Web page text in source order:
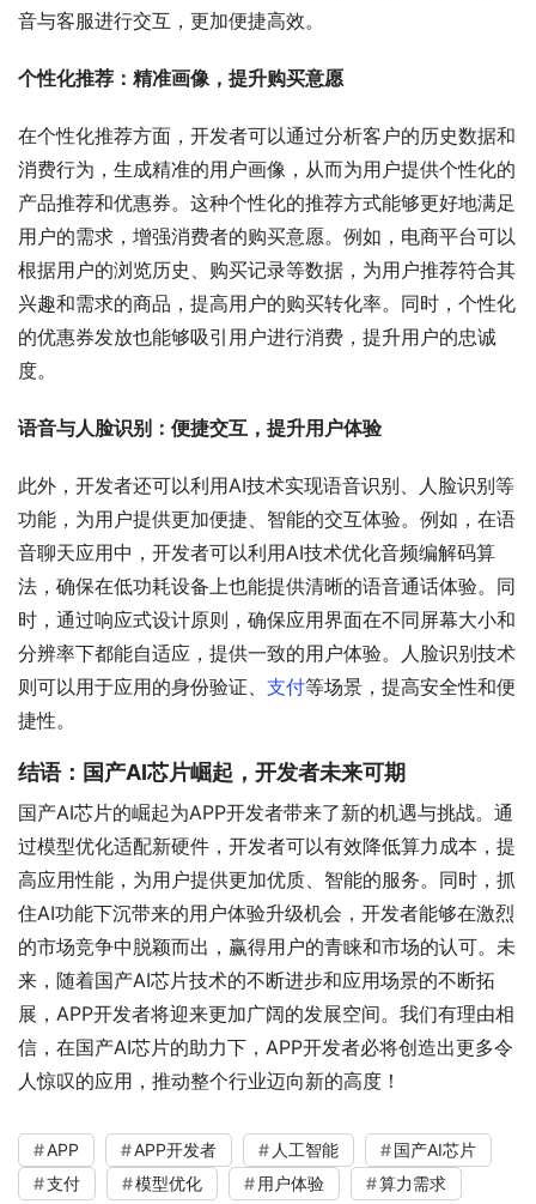
音与客服进行交互，更加便捷高效。
个性化推荐：精准画像，提升购买意愿
在个性化推荐方面，开发者可以通过分析客户的历史数据和
消费行为，生成精准的用户画像，从而为用户提供个性化的
产品推荐和优惠券。这种个性化的推荐方式能够更好地满足
用户的需求，增强消费者的购买意愿。例如，电商平台可以
根据用户的浏览历史、购买记录等数据，为用户推荐符合其
兴趣和需求的商品，提高用户的购买转化率。同时，个性化
的优惠券发放也能够吸引用户进行消费，提升用户的忠诚
度。
语音与人脸识别：便捷交互，提升用户体验
此外，开发者还可以利用AI技术实现语音识别、人脸识别等
功能，为用户提供更加便捷、智能的交互体验。例如，在语
音聊天应用中，开发者可以利用AI技术优化音频编解码算
法，确保在低功耗设备上也能提供清晰的语音通话体验。同
时，通过响应式设计原则，确保应用界面在不同屏幕大小和
分辨率下都能自适应，提供一致的用户体验。人脸识别技术
则可以用于应用的身份验证、 支付等场景，提高安全性和便
捷性。
结语：国产AI芯片崛起，开发者未来可期
国产AI芯片的崛起为APP开发者带来了新的机遇与挑战。通
过模型优化适配新硬件，开发者可以有效降低算力成本，提
高应用性能，为用户提供更加优质、智能的服务。同时，抓
住AI功能下沉带来的用户体验升级机会，开发者能够在激烈
的市场竞争中脱颖而出，赢得用户的青睐和市场的认可。未
来，随着国产AI芯片技术的不断进步和应用场景的不断拓
展，APP开发者将迎来更加广阔的发展空间。我们有理由相
信，在国产AI芯片的助力下，APP开发者必将创造出更多令
人惊叹的应用，推动整个行业迈向新的高度！
APP APP开发者 人工智能
国产AI芯片
支付
模型优化 用户体验 算力需求